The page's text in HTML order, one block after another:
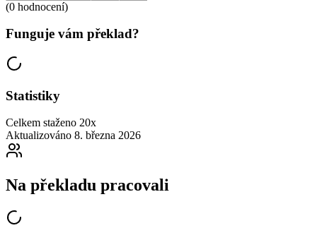
(0 hodnocení)
Funguje vám překlad?
Statistiky
Celkem staženo 20x
Aktualizováno 8. března 2026
Na překladu pracovali